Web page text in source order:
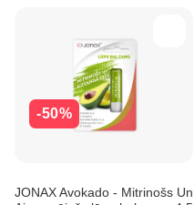
-50%
JONAX Avokado - Mitrinošs Un